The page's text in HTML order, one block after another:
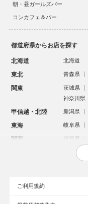
朝・昼ガールズバー
コンカフェ＆バー
都道府県からお店を探す
北海道 北海道
東北 青森県
関東 茨城県
神奈川県
甲信越・北陸 新潟県
東海 岐阜県
関西 滋賀県
鳥取県
ご利用規約